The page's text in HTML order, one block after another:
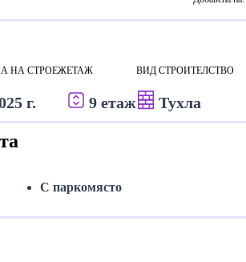
НА СТРОЕЖ
г.
ЕТАЖ
9 етаж
ВИД СТРОИТЕЛСТВО
Тухла
С паркомясто